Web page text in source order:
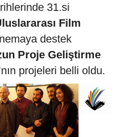
31.si
Film
destek
Proje Geliştirme
projeleri belli oldu.